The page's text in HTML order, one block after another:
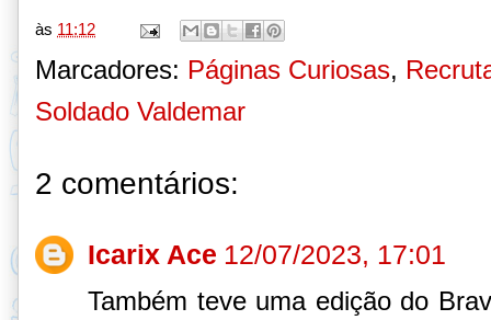
às 11:12
Marcadores: Páginas Curiosas,
Soldado Valdemar
2 comentários:
Icarix Ace 12/07/2023, 17:01
Também teve uma edição do